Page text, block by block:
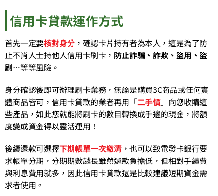
信用卡貸款運作方式
首先一定要核對身分 ，確認卡片持有者為本人，這是為了防
止不肖人士持他人信用卡刷卡， 防止詐騙、詐欺、盜用、盜
刷…等等風險。
身分確認後即可辦理刷卡業務，無論是購買3C商品或任何實
體商品皆可，信用卡貸款的業者再用「二手價」向您收購這
些產品，如此您就能將刷卡的數目轉換成手邊的現金，將額
度變成資金得以靈活運用！
後續還款可選擇下期帳單一次繳清 ，也可以致電發卡銀行要
求帳單分期，分期期數越長雖然還款負擔低，但相對手續費
與利息費用就多，因此信用卡貸款還是比較建議短期資金需
求者使用。